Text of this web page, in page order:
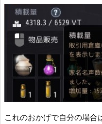
これのおかげで自分の場合